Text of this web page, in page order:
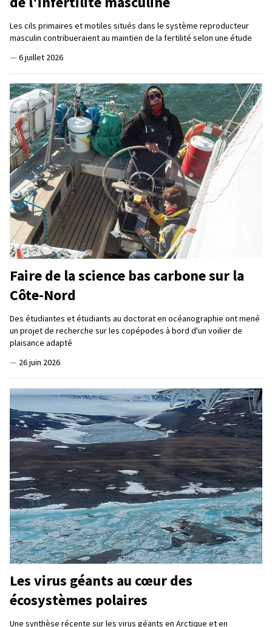
Les cils primaires et motiles situés dans le système reproducteur
masculin contribueraient au maintien de la fertilité selon une étude
— 6 juillet 2026
Faire de la science bas carbone sur la
Côte-Nord
Des étudiantes et étudiants au doctorat en océanographie ont mené
un projet de recherche sur les copépodes à bord d'un voilier de
plaisance adapté
— 26 juin 2026
Les virus géants au cœur des
écosystèmes polaires
Une synthèse récente sur les virus géants en Arctique et en